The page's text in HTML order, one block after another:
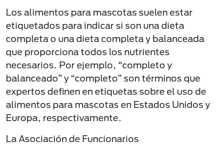
Los alimentos para mascotas suelen estar
etiquetados para indicar si son una dieta
completa o una dieta completa y balanceada
que proporciona todos los nutrientes
necesarios. Por ejemplo, “completo y
balanceado” y “completo” son términos que
expertos definen en etiquetas sobre el uso de
alimentos para mascotas en Estados Unidos y
Europa, respectivamente.
La Asociación de Funcionarios